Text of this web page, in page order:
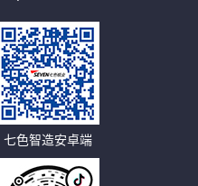
七色智造安卓端